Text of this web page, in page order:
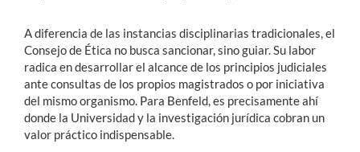
A diferencia de las instancias disciplinarias tradicionales, el
Consejo de Ética no busca sancionar, sino guiar. Su labor
radica en desarrollar el alcance de los principios judiciales
ante consultas de los propios magistrados o por iniciativa
del mismo organismo. Para Benfeld, es precisamente ahí
donde la Universidad y la investigación jurídica cobran un
valor práctico indispensable.